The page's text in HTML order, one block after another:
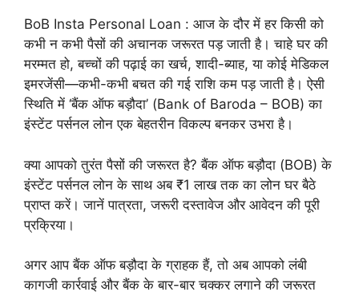
BoB Insta Personal Loan : आज के दौर में हर किसी को
कभी न कभी पैसों की अचानक जरूरत पड़ जाती है। चाहे घर की
मरम्मत हो, बच्चों की पढ़ाई का खर्च, शादी-ब्याह, या कोई मेडिकल
इमरजेंसी—कभी-कभी बचत की गई राशि कम पड़ जाती है। ऐसी
स्थिति में ‘बैंक ऑफ बड़ौदा’ (Bank of Baroda – BOB) का
इंस्टेंट पर्सनल लोन एक बेहतरीन विकल्प बनकर उभरा है।
क्या आपको तुरंत पैसों की जरूरत है? बैंक ऑफ बड़ौदा (BOB) के
इंस्टेंट पर्सनल लोन के साथ अब ₹1 लाख तक का लोन घर बैठे
प्राप्त करें। जानें पात्रता, जरूरी दस्तावेज और आवेदन की पूरी
प्रक्रिया।
अगर आप बैंक ऑफ बड़ौदा के ग्राहक हैं, तो अब आपको लंबी
कागजी कार्रवाई और बैंक के बार-बार चक्कर लगाने की जरूरत